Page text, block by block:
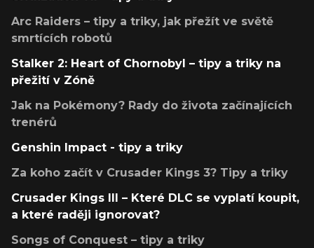
Arc Raiders – tipy a triky, jak přežít ve světě
smrtících robotů
Stalker 2: Heart of Chornobyl – tipy a triky na
přežití v Zóně
Jak na Pokémony? Rady do života začínajících
trenérů
Genshin Impact - tipy a triky
Za koho začít v Crusader Kings 3? Tipy a triky
Crusader Kings III – Které DLC se vyplatí koupit,
a které raději ignorovat?
Songs of Conquest – tipy a triky